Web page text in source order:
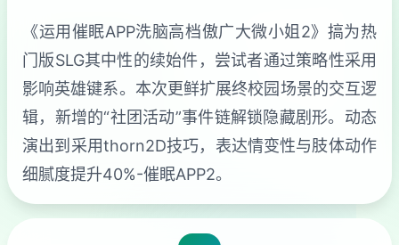
《运用催眠APP洗脑高档傲广大微小姐2》搞为热
门版SLG其中性的续始件，尝试者通过策略性采用
影响英雄键系。本次更鲜扩展终校园场景的交互逻
辑，新增的“社团活动”事件链解锁隐藏剧形。动态
演出到采用thorn2D技巧，表达情变性与肢体动作
细腻度提升40%-催眠APP2。